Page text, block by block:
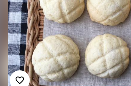
favorite_border